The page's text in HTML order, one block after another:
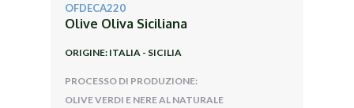
OFDECA220
Olive Oliva Siciliana
ORIGINE: ITALIA - SICILIA
PROCESSO DI PRODUZIONE:
OLIVE VERDI E NERE AL NATURALE